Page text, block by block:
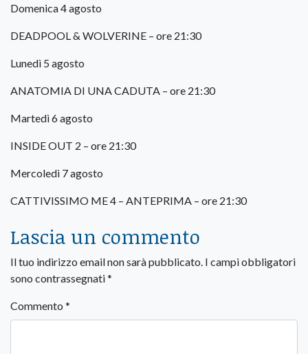
Domenica 4 agosto
DEADPOOL & WOLVERINE – ore 21:30
Lunedì 5 agosto
ANATOMIA DI UNA CADUTA – ore 21:30
Martedì 6 agosto
INSIDE OUT 2 – ore 21:30
Mercoledì 7 agosto
CATTIVISSIMO ME 4 – ANTEPRIMA – ore 21:30
Lascia un commento
Il tuo indirizzo email non sarà pubblicato. I campi obbligatori
sono contrassegnati*
Commento *